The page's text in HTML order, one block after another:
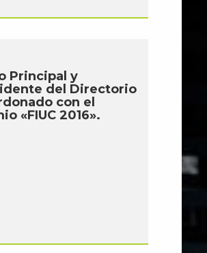
Principal y
del Directorio
con el
«FIUC 2016».